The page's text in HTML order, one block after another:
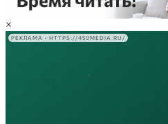
×
РЕКЛАМА • HTTPS://450MEDIA.RU/